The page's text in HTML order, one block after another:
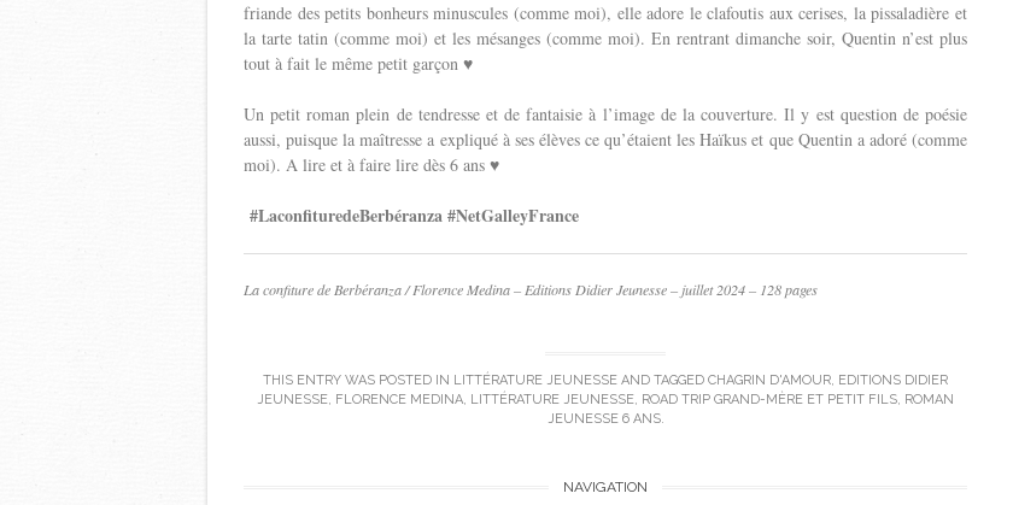
friande des petits bonheurs minuscules (comme moi), elle adore le clafoutis aux cerises, la pissaladière et
la tarte tatin (comme moi) et les mésanges (comme moi). En rentrant dimanche soir, Quentin n’est plus
tout à fait le même petit garçon ♥
Un petit roman plein de tendresse et de fantaisie à l’image de la couverture. Il y est question de poésie
aussi, puisque la maîtresse a expliqué à ses élèves ce qu’étaient les Haïkus et que Quentin a adoré (comme
moi). A lire et à faire lire dès 6 ans ♥
#LaconfituredeBerbéranza #NetGalleyFrance
La confiture de Berbéranza / Florence Medina – Editions Didier Jeunesse – juillet 2024 – 128 pages
THIS ENTRY WAS POSTED IN LITTÉRATURE JEUNESSE AND TAGGED CHAGRIN D'AMOUR, EDITIONS DIDIER
JEUNESSE, FLORENCE MEDINA, LITTÉRATURE JEUNESSE, ROAD TRIP GRAND-MÈRE ET PETIT FILS, ROMAN
JEUNESSE 6 ANS.
NAVIGATION